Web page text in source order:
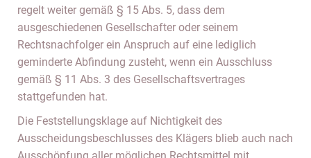
regelt weiter gemäß § 15 Abs. 5, dass dem
ausgeschiedenen Gesellschafter oder seinem
Rechtsnachfolger ein Anspruch auf eine lediglich
geminderte Abfindung zusteht, wenn ein Ausschluss
gemäß § 11 Abs. 3 des Gesellschaftsvertrages
stattgefunden hat.
Die Feststellungsklage auf Nichtigkeit des
Ausscheidungsbeschlusses des Klägers blieb auch nach